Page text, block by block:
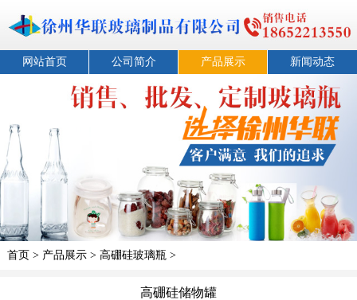
网站首页 公司简介 产品展示 新闻动态
首页> 产品展示> 高硼硅玻璃瓶 >
高硼硅储物罐